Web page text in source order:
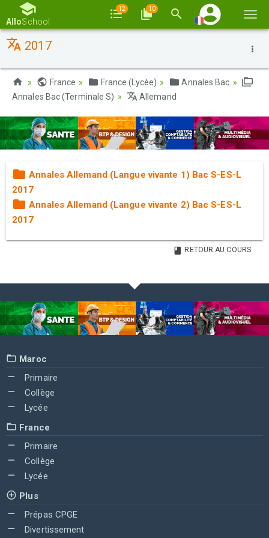
la
AlloSchool
12 10
2017
France France (Lycée)
Annales Bac
Annales Bac (Terminale S)
Allemand
Annales Allemand (Langue vivante 1) Bac S-ES-L
2017
Annales Allemand (Langue vivante 2) Bac S-ES-L
2017
RETOUR AU COURS
Maroc
Primaire
Collège
Lycée
France
Primaire
Collège
Lycée
Plus
Prépas CPGE
Divertissement